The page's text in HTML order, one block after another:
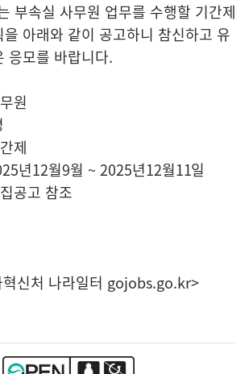
부속실 사무원 업무를 수행할 기간제
아래와 같이 공고하니 참신하고 유
응모를 바랍니다.
원
제
년12월9월 ~ 2025년12월11일
공고 참조
신처 나라일터 gojobs.go.kr>